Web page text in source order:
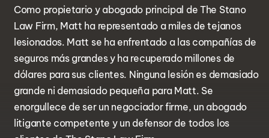
Como propietario y abogado principal de The Stano
Law Firm, Matt ha representado a miles de tejanos
lesionados. Matt se ha enfrentado a las compañías de
seguros más grandes y ha recuperado millones de
dólares para sus clientes. Ninguna lesión es demasiado
grande ni demasiado pequeña para Matt. Se
enorgullece de ser un negociador firme, un abogado
litigante competente y un defensor de todos los